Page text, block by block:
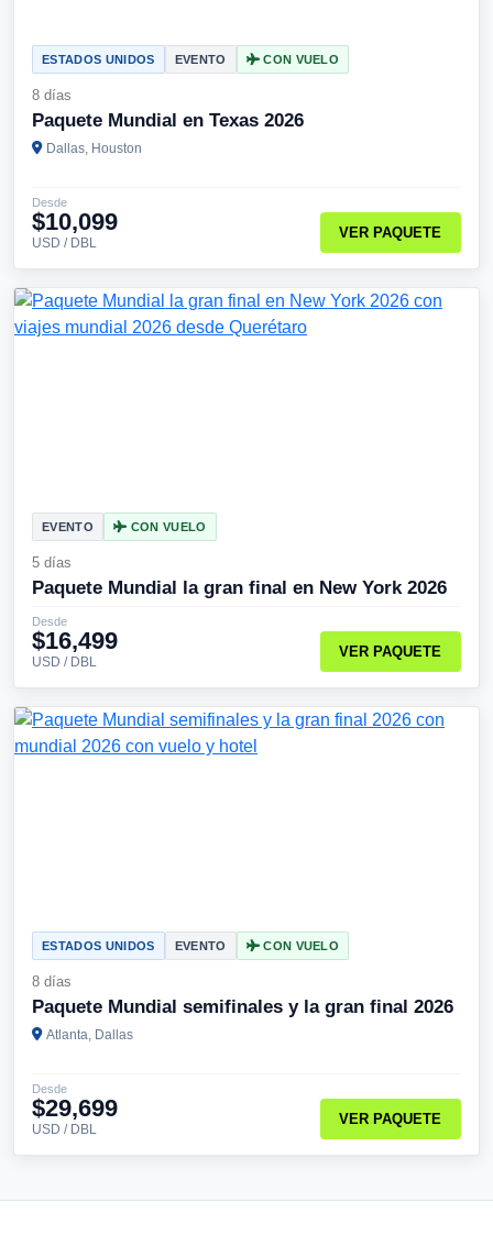
ESTADOS UNIDOS EVENTO CON VUELO
8 días
Paquete Mundial en Texas 2026
Dallas, Houston
Desde
$10,099
USD / DBL
VER PAQUETE
EVENTO CON VUELO
5 días
Paquete Mundial la gran final en New York 2026
Desde
$16,499
USD / DBL
VER PAQUETE
ESTADOS UNIDOS EVENTO CON VUELO
8 días
Paquete Mundial semifinales y la gran final 2026
Atlanta, Dallas
Desde
$29,699
USD / DBL
VER PAQUETE